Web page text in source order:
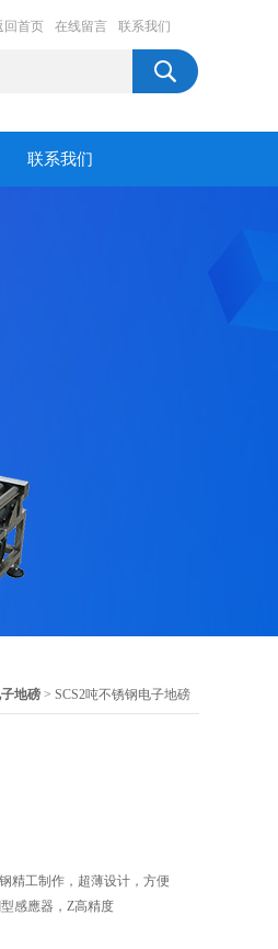
回首页 在线留言 联系我们
联系我们
地磅 > SCS2吨不锈钢电子地磅
精工制作，超薄设计，方便
感應器，Z高精度